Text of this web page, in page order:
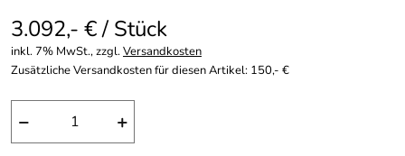
3.092,- € / Stück
inkl. 7% MwSt., zzgl.Versandkosten
Zusätzliche Versandkosten für diesen Artikel: 150,- €
− +